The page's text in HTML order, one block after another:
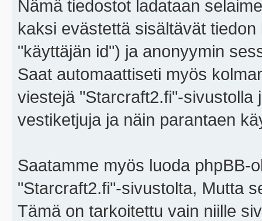
Nämä tiedostot ladataan
kaksi evästettä sisältävät
"käyttäjän id") ja anonyymin
Saat automaattiseti myös
viestejä "Starcraft2.fi"-sivustolla
vestiketjuja ja näin parantaen
Saatamme myös luoda phpBB-
"Starcraft2.fi"-sivustolta, Mutta
Tämä on tarkoitettu vain niille